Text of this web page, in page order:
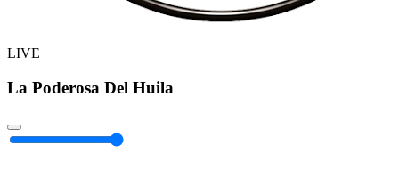
LIVE
La Poderosa Del Huila